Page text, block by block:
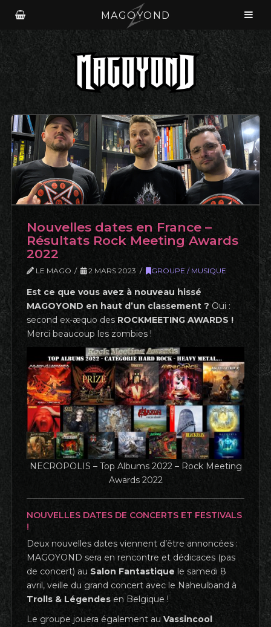
MAGOYOND
Nouvelles dates en France –
Résultats Rock Meeting Awards
2022
LE MAGO 2 MARS 2023 GROUPE / MUSIQUE
Est ce que vous avez à nouveau hissé
MAGOYOND en haut d’un classement ? Oui :
second ex-æquo des ROCKMEETING AWARDS !
Merci beaucoup les zombies !
NECROPOLIS – Top Albums 2022 – Rock Meeting
Awards 2022
NOUVELLES DATES DE CONCERTS ET FESTIVALS
!
Deux nouvelles dates viennent d’être annoncées :
MAGOYOND sera en rencontre et dédicaces (pas
de concert) au Salon Fantastique le samedi 8
avril, veille du grand concert avec le Naheulband à
Trolls & Légendesen Belgique !
Le groupe jouera également au Vassincool